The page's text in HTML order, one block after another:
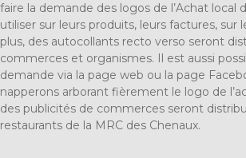
faire la demande des logos de l’Achat local
utiliser sur leurs produits, leurs factures, sur
plus, des autocollants recto verso seront
commerces et organismes. Il est aussi
demande via la page web ou la page
napperons arborant fièrement le logo de
des publicités de commerces seront
restaurants de la MRC des Chenaux.